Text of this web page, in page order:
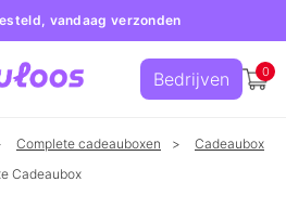
vandaag verzonden
Bedrijven 0
Complete cadeauboxen
Cadeaubox
Cadeaubox